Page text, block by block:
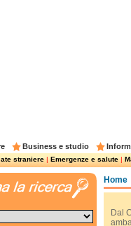
Business e studio
straniere|Emergenze e salute|
Home
Dal